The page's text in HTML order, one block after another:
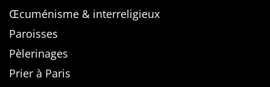
Œcuménisme & interreligieux
Paroisses
Pèlerinages
Prier à Paris